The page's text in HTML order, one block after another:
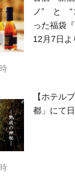
ノ” と “
った福袋
12月7日
【ホテル
都」にて